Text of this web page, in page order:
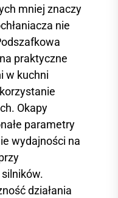
mniej znaczy
nie
praktyczne
w kuchni
Okapy
parametry
wydajności na
działania